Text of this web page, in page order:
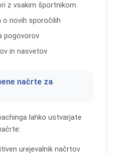
z vsakim športnikom
o novih sporočilih
pogovorov
in nasvetov
načrte za
lahko ustvarjate
urejevalnik načrtov